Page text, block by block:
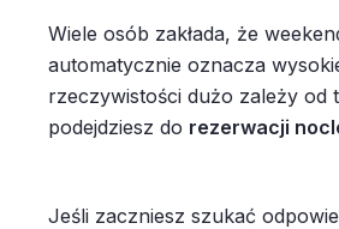
Wiele osób zakłada, że
automatycznie oznacza
rzeczywistości dużo zależy od
podejdziesz do rezerwacji
Jeśli zaczniesz szukać